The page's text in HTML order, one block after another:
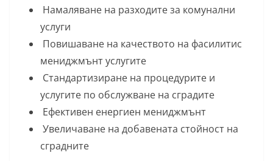
Намаляване на разходите за комунални
услуги
Повишаване на качеството на фасилитис
мениджмънт услугите
Стандартизиране на процедурите и
услугите по обслужване на сградите
Ефективен енергиен мениджмънт
Увеличаване на добавената стойност на
сградните